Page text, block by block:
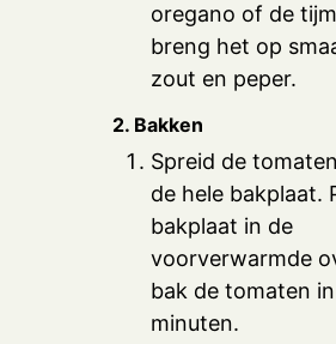
oregano of de
breng het op
zout en peper.
2. Bakken
Spreid de
de hele bakplaat.
bakplaat in de
voorverwarmde
bak de tomaten
minuten.